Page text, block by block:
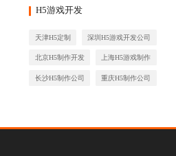
H5游戏开发
天津H5定制 深圳H5游戏开发公司
北京H5制作开发 上海H5游戏制作
长沙H5制作公司 重庆H5制作公司